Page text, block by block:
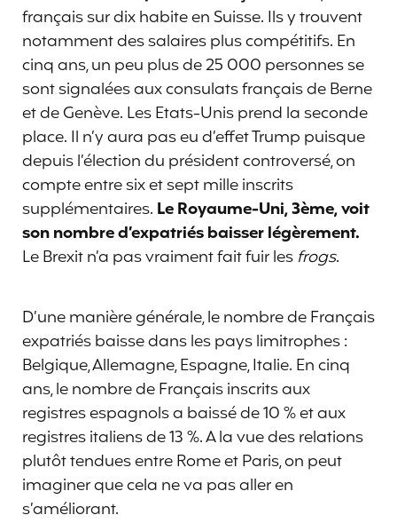
français sur dix habite en Suisse. Ils y trouvent
notamment des salaires plus compétitifs. En
cinq ans, un peu plus de 25 000 personnes se
sont signalées aux consulats français de Berne
et de Genève. Les Etats-Unis prend la seconde
place. Il n’y aura pas eu d’effet Trump puisque
depuis l’élection du président controversé, on
compte entre six et sept mille inscrits
supplémentaires. Le Royaume-Uni, 3ème, voit
son nombre d’expatriés baisser légèrement.
Le Brexit n’a pas vraiment fait fuir les frogs.
D’une manière générale, le nombre de Français
expatriés baisse dans les pays limitrophes :
Belgique, Allemagne, Espagne, Italie. En cinq
ans, le nombre de Français inscrits aux
registres espagnols a baissé de 10 % et aux
registres italiens de 13 %. A la vue des relations
plutôt tendues entre Rome et Paris, on peut
imaginer que cela ne va pas aller en
s’améliorant.